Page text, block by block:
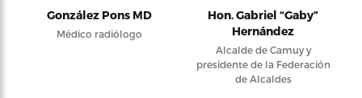
González Pons MD
Médico radiólogo
Hon. Gabriel “Gaby”
Hernández
Alcalde de Camuy y
presidente de la Federación
de Alcaldes